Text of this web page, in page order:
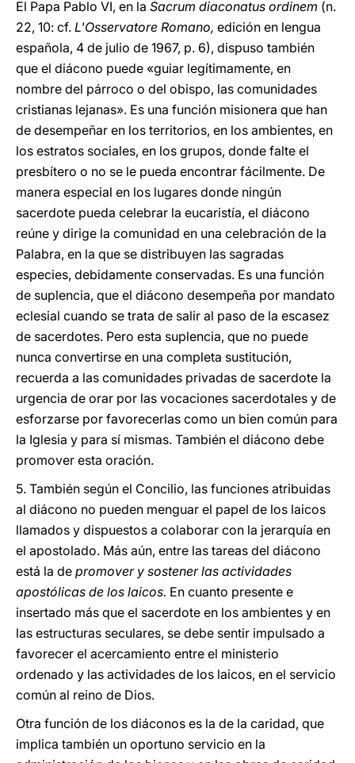
El Papa Pablo VI, en la Sacrum diaconatus ordinem (n.
22, 10: cf. L'Osservatore Romano, edición en lengua
española, 4 de julio de 1967, p. 6), dispuso también
que el diácono puede «guiar legítimamente, en
nombre del párroco o del obispo, las comunidades
cristianas lejanas». Es una función misionera que han
de desempeñar en los territorios, en los ambientes, en
los estratos sociales, en los grupos, donde falte el
presbítero o no se le pueda encontrar fácilmente. De
manera especial en los lugares donde ningún
sacerdote pueda celebrar la eucaristía, el diácono
reúne y dirige la comunidad en una celebración de la
Palabra, en la que se distribuyen las sagradas
especies, debidamente conservadas. Es una función
de suplencia, que el diácono desempeña por mandato
eclesial cuando se trata de salir al paso de la escasez
de sacerdotes. Pero esta suplencia, que no puede
nunca convertirse en una completa sustitución,
recuerda a las comunidades privadas de sacerdote la
urgencia de orar por las vocaciones sacerdotales y de
esforzarse por favorecerlas como un bien común para
la Iglesia y para sí mismas. También el diácono debe
promover esta oración.
5. También según el Concilio, las funciones atribuidas
al diácono no pueden menguar el papel de los laicos
llamados y dispuestos a colaborar con la jerarquía en
el apostolado. Más aún, entre las tareas del diácono
está la de promover y sostener las actividades
apostólicas de los laicos. En cuanto presente e
insertado más que el sacerdote en los ambientes y en
las estructuras seculares, se debe sentir impulsado a
favorecer el acercamiento entre el ministerio
ordenado y las actividades de los laicos, en el servicio
común al reino de Dios.
Otra función de los diáconos es la de la caridad, que
implica también un oportuno servicio en la